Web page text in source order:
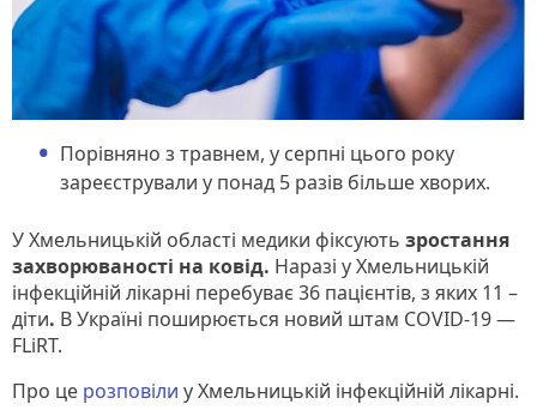
Порівняно з травнем, у серпні цього року
зареєстрували у понад 5 разів більше хворих.
У Хмельницькій області медики фіксують зростання
захворюваності на ковід. Наразі у Хмельницькій
інфекційній лікарні перебуває 36 пацієнтів, з яких 11 –
діти. В Україні поширюється новий штам COVID-19 —
FLiRT.
Про це розповіли у Хмельницькій інфекційній лікарні.